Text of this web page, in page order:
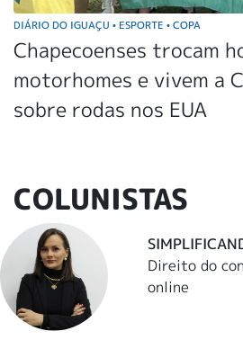
DIÁRIO DO IGUAÇU • ESPORTE • COPA
Chapecoenses trocam
motorhomes e vivem a
sobre rodas nos EUA
COLUNISTAS
Direito do
online